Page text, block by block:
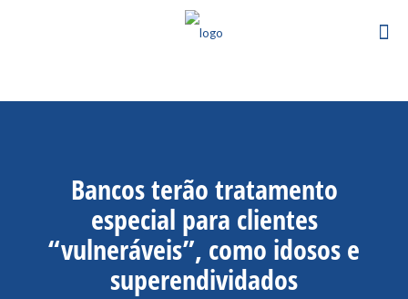
Bancos terão tratamento
especial para clientes
“vulneráveis”, como idosos e
superendividados